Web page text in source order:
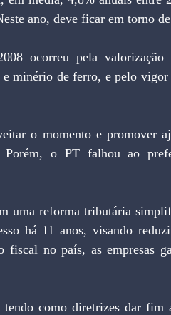
ano, deve ficar em torno
minério de ferro, e pelo
Porém, o PT falhou ao
há 11 anos, visando
fiscal no país, as empresas